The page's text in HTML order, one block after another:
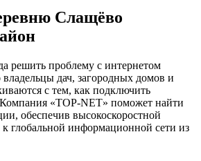
Слащёво
решить проблему с интернетом
владельцы дач, загородных домов и
с тем, как подключить
«TOP-NET» поможет найти
обеспечив высокоскоростной
к глобальной информационной сети из